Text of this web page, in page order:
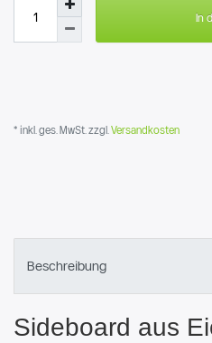
In
* inkl. ges. MwSt. zzgl. Versandkosten
Beschreibung
Sideboard aus